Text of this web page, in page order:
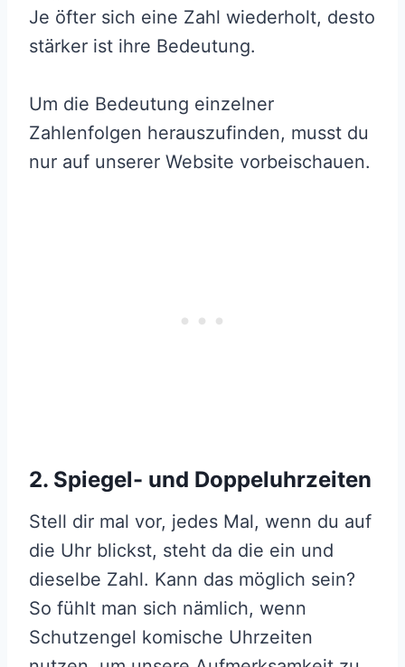
Je öfter sich eine Zahl wiederholt, desto
stärker ist ihre Bedeutung.
Um die Bedeutung einzelner
Zahlenfolgen herauszufinden, musst du
nur auf unserer Website vorbeischauen.
2. Spiegel- und Doppeluhrzeiten
Stell dir mal vor, jedes Mal, wenn du auf
die Uhr blickst, steht da die ein und
dieselbe Zahl. Kann das möglich sein?
So fühlt man sich nämlich, wenn
Schutzengel komische Uhrzeiten